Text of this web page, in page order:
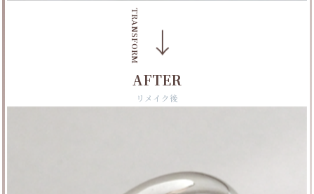
→
TRANSFORM
AFTER
リメイク後